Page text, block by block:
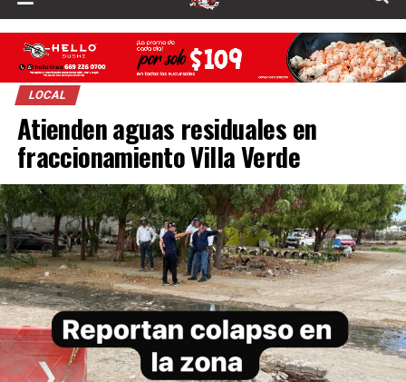
LOCAL
Atienden aguas residuales en
fraccionamiento Villa Verde